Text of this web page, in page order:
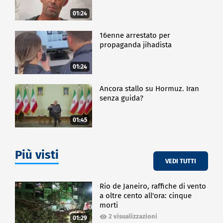
di orientamento a studi e lavoro per i giovani
universitari.
ECONOMIA
01:24
01:24
16enne arrestato per
propaganda jihadista
01:45
Ancora stallo su Hormuz. Iran
senza guida?
Più visti VEDI TUTTI
01:29
Rio de Janeiro, raffiche di vento
a oltre cento all'ora: cinque
morti
2 visualizzazioni